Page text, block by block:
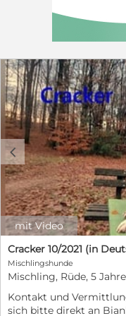
c
mit Video
Mischlingshunde
Mischling, Rüde, 5 Jahre
Kontakt und
sich bitte direkt an